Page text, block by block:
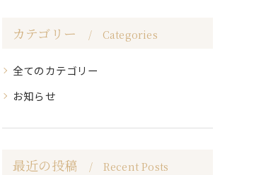
カテゴリー Categories
全てのカテゴリー
お知らせ
最近の投稿 Recent Posts